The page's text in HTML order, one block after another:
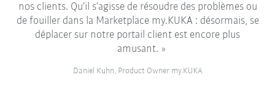
nos clients. Qu’il s’agisse de résoudre des problèmes ou
de fouiller dans la Marketplace my.KUKA : désormais, se
déplacer sur notre portail client est encore plus
amusant.
Daniel Kuhn, Product Owner my.KUKA